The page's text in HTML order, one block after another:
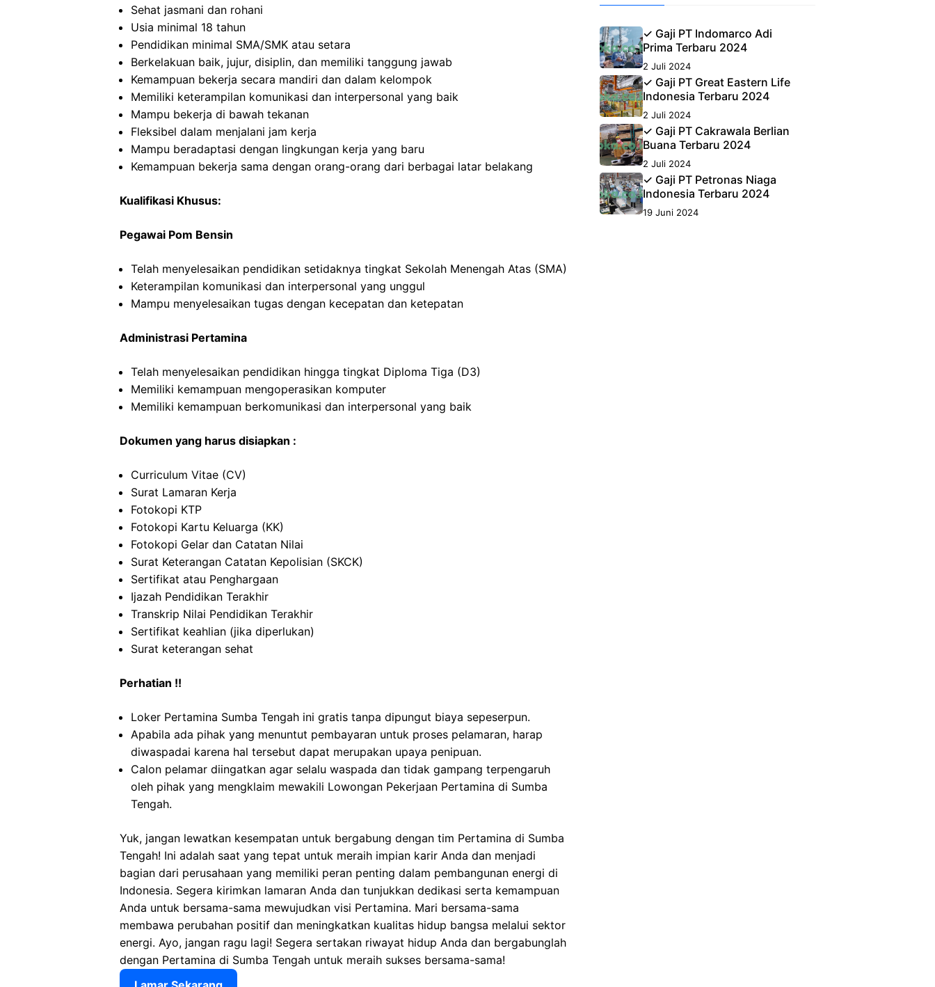
Sehat jasmani dan rohani
Usia minimal 18 tahun
Pendidikan minimal SMA/SMK atau setara
Berkelakuan baik, jujur, disiplin, dan memiliki tanggung jawab
Kemampuan bekerja secara mandiri dan dalam kelompok
Memiliki keterampilan komunikasi dan interpersonal yang baik
Mampu bekerja di bawah tekanan
Fleksibel dalam menjalani jam kerja
Mampu beradaptasi dengan lingkungan kerja yang baru
Kemampuan bekerja sama dengan orang-orang dari berbagai latar belakang
Kualifikasi Khusus:
Pegawai Pom Bensin
Telah menyelesaikan pendidikan setidaknya tingkat Sekolah Menengah Atas (SMA)
Keterampilan komunikasi dan interpersonal yang unggul
Mampu menyelesaikan tugas dengan kecepatan dan ketepatan
Administrasi Pertamina
Telah menyelesaikan pendidikan hingga tingkat Diploma Tiga (D3)
Memiliki kemampuan mengoperasikan komputer
Memiliki kemampuan berkomunikasi dan interpersonal yang baik
Dokumen yang harus disiapkan :
Curriculum Vitae (CV)
Surat Lamaran Kerja
Fotokopi KTP
Fotokopi Kartu Keluarga (KK)
Fotokopi Gelar dan Catatan Nilai
Surat Keterangan Catatan Kepolisian (SKCK)
Sertifikat atau Penghargaan
Ijazah Pendidikan Terakhir
Transkrip Nilai Pendidikan Terakhir
Sertifikat keahlian (jika diperlukan)
Surat keterangan sehat
Perhatian !!
Loker Pertamina Sumba Tengah ini gratis tanpa dipungut biaya sepeserpun.
Apabila ada pihak yang menuntut pembayaran untuk proses pelamaran, harap
diwaspadai karena hal tersebut dapat merupakan upaya penipuan.
Calon pelamar diingatkan agar selalu waspada dan tidak gampang terpengaruh
oleh pihak yang mengklaim mewakili Lowongan Pekerjaan Pertamina di Sumba
Tengah.
Yuk, jangan lewatkan kesempatan untuk bergabung dengan tim Pertamina di Sumba
Tengah! Ini adalah saat yang tepat untuk meraih impian karir Anda dan menjadi
bagian dari perusahaan yang memiliki peran penting dalam pembangunan energi di
Indonesia. Segera kirimkan lamaran Anda dan tunjukkan dedikasi serta kemampuan
Anda untuk bersama-sama mewujudkan visi Pertamina. Mari bersama-sama
membawa perubahan positif dan meningkatkan kualitas hidup bangsa melalui sektor
energi. Ayo, jangan ragu lagi! Segera sertakan riwayat hidup Anda dan bergabunglah
dengan Pertamina di Sumba Tengah untuk meraih sukses bersama-sama!
✓ Gaji PT Indomarco Adi
Prima Terbaru 2024
2 Juli 2024
✓ Gaji PT Great Eastern Life
Indonesia Terbaru 2024
2 Juli 2024
✓ Gaji PT Cakrawala Berlian
Buana Terbaru 2024
2 Juli 2024
✓ Gaji PT Petronas Niaga
Indonesia Terbaru 2024
19 Juni 2024